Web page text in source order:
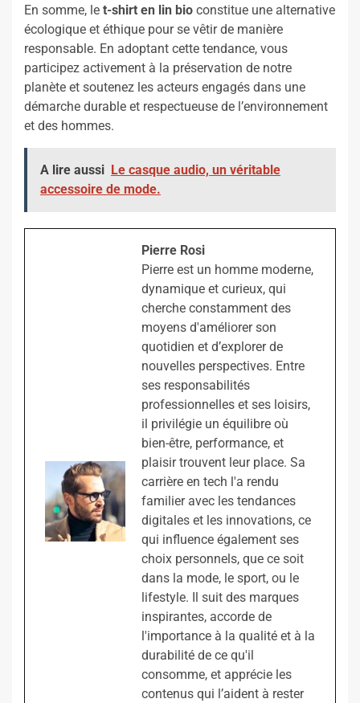
En somme, le t-shirt en lin bio constitue une alternative
écologique et éthique pour se vêtir de manière
responsable. En adoptant cette tendance, vous
participez activement à la préservation de notre
planète et soutenez les acteurs engagés dans une
démarche durable et respectueuse de l’environnement
et des hommes.
A lire aussi Le casque audio, un véritable
accessoire de mode.
Pierre Rosi
Pierre est un homme moderne,
dynamique et curieux, qui
cherche constamment des
moyens d'améliorer son
quotidien et d’explorer de
nouvelles perspectives. Entre
ses responsabilités
professionnelles et ses loisirs,
il privilégie un équilibre où
bien-être, performance, et
plaisir trouvent leur place. Sa
carrière en tech l'a rendu
familier avec les tendances
digitales et les innovations, ce
qui influence également ses
choix personnels, que ce soit
dans la mode, le sport, ou le
lifestyle. Il suit des marques
inspirantes, accorde de
l'importance à la qualité et à la
durabilité de ce qu'il
consomme, et apprécie les
contenus qui l’aident à rester